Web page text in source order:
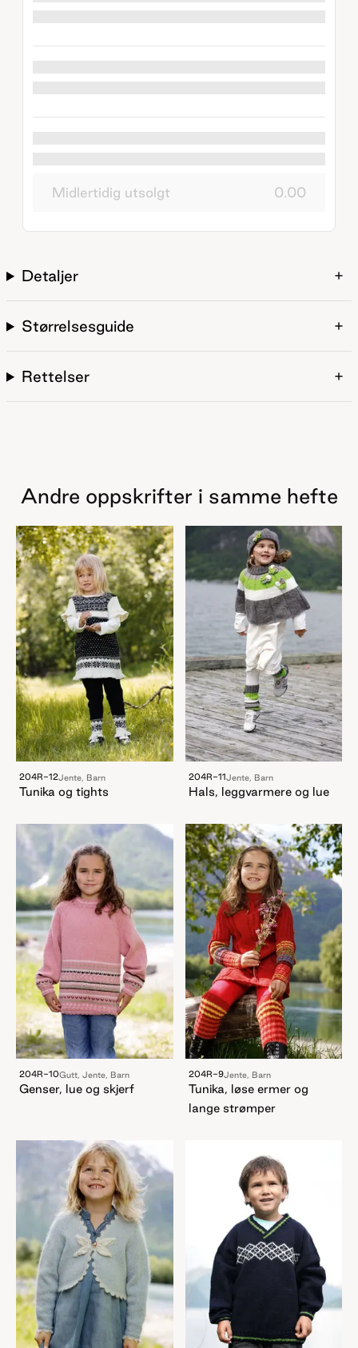
Midlertidig utsolgt 0.00
Detaljer
Størrelsesguide
Rettelser
Andre oppskrifter i samme hefte
204R-12Jente, Barn
Tunika og tights
204R-11Jente, Barn
Hals, leggvarmere og lue
204R-10Gutt, Jente, Barn
Genser, lue og skjerf
204R-9Jente, Barn
Tunika, løse ermer og
lange strømper